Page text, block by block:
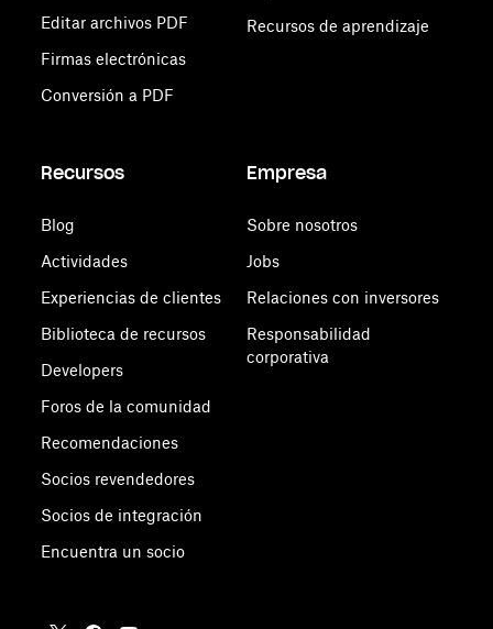
Editar archivos PDF
Firmas electrónicas
Conversión a PDF
Recursos de aprendizaje
Recursos
Blog
Actividades
Experiencias de clientes
Biblioteca de recursos
Developers
Foros de la comunidad
Recomendaciones
Socios revendedores
Socios de integración
Encuentra un socio
Empresa
Sobre nosotros
Jobs
Relaciones con inversores
Responsabilidad
corporativa